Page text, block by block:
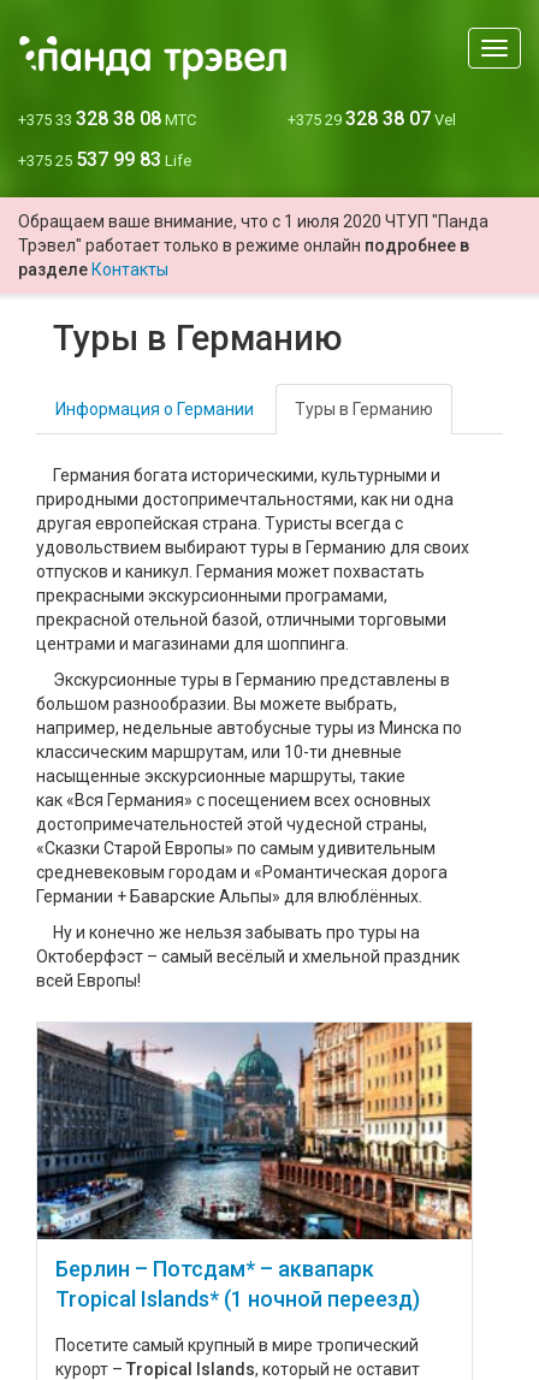
Меню
+375 33 328 38 08 МТС +375 29 328 38 07 Vel
+375 25 537 99 83 Life
Обращаем ваше внимание, что с 1 июля 2020 ЧТУП "Панда
Трэвел" работает только в режиме онлайн подробнее в
разделе Контакты
Туры в Германию
Информация о Германии Туры в Германию
Германия богата историческими, культурными и
природными достопримечтальностями, как ни одна
другая европейская страна. Туристы всегда с
удовольствием выбирают туры в Германию для своих
отпусков и каникул. Германия может похвастать
прекрасными экскурсионными програмами,
прекрасной отельной базой, отличными торговыми
центрами и магазинами для шоппинга.
Экскурсионные туры в Германию представлены в
большом разнообразии. Вы можете выбрать,
например, недельные автобусные туры из Минска по
классическим маршрутам, или 10-ти дневные
насыщенные экскурсионные маршруты, такие
как «Вся Германия» с посещением всех основных
достопримечательностей этой чудесной страны,
«Сказки Старой Европы» по самым удивительным
средневековым городам и «Романтическая дорога
Германии + Баварские Альпы» для влюблённых.
Ну и конечно же нельзя забывать про туры на
Октоберфэст – самый весёлый и хмельной праздник
всей Европы!
Берлин – Потсдам* – аквапарк
Tropical Islands* (1 ночной переезд)
Посетите самый крупный в мире тропический
курорт – Tropical Islands, который не оставит